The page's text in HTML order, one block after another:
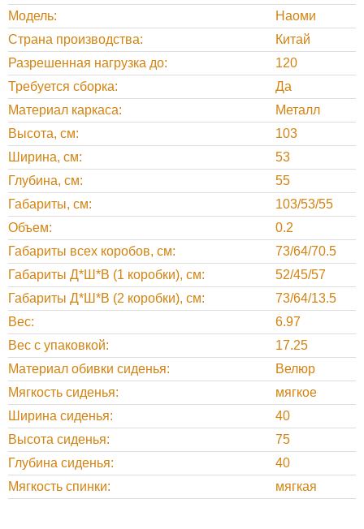
Модель
Наоми
Страна производства
Китай
Разрешенная нагрузка до
120
Требуется сборка
Да
Материал каркаса
Металл
Высота, cм
103
Ширина, cм
53
Глубина, cм
55
Габариты, cм
103/53/55
Объем
0.2
Габариты всех коробов, cм
73/64/70.5
Габариты Д*Ш*В (1 коробки), см
52/45/57
Габариты Д*Ш*В (2 коробки), см
73/64/13.5
Вес
6.97
Вес с упаковкой
17.25
Материал обивки сиденья
Велюр
Мягкость сиденья
мягкое
Ширина сиденья
40
Высота сиденья
75
Глубина сиденья
40
Мягкость спинки
мягкая